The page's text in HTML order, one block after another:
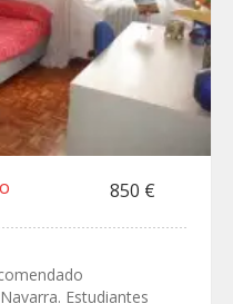
850 €
Estudiantes